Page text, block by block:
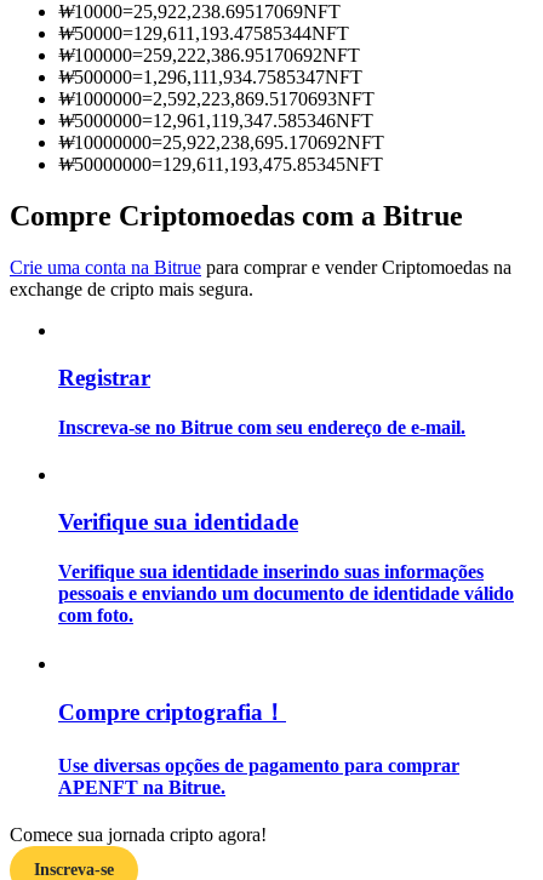
Informação
Guia
Estratégias de negociação
Aprenda como se manter lucrativo
₩10000=25,922,238.69517069NFT
₩50000=129,611,193.47585344NFT
₩100000=259,222,386.95170692NFT
₩500000=1,296,111,934.7585347NFT
₩1000000=2,592,223,869.5170693NFT
₩5000000=12,961,119,347.585346NFT
₩10000000=25,922,238,695.170692NFT
₩50000000=129,611,193,475.85345NFT
Compre Criptomoedas com a Bitrue
Crie uma conta na Bitrue para comprar e vender Criptomoedas na
exchange de cripto mais segura.
Registrar
Inscreva-se no Bitrue com seu endereço de e-mail.
Verifique sua identidade
Verifique sua identidade inserindo suas informações
pessoais e enviando um documento de identidade válido
com foto.
Compre criptografia！
Use diversas opções de pagamento para comprar
APENFT na Bitrue.
Comece sua jornada cripto agora!
Inscreva-se